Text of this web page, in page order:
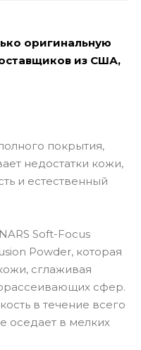
оригинальную
из США,
покрытия,
недостатки кожи,
и естественный
Soft-Focus
Powder, которая
сглаживая
сфер.
в течение всего
оседает в мелких